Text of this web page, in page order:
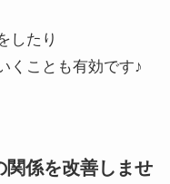
したり
くことも有効です♪
関係を改善しませ